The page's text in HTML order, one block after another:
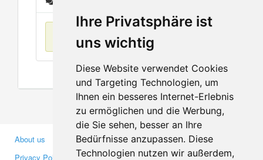
Ihre Privatsphäre ist
uns wichtig
Diese Website verwendet Cookies
und Targeting Technologien, um
Ihnen ein besseres Internet-Erlebnis
zu ermöglichen und die Werbung,
die Sie sehen, besser an Ihre
Bedürfnisse anzupassen. Diese
Technologien nutzen wir außerdem,
No items found
About us
Privacy Policy
Business Partners
Investors